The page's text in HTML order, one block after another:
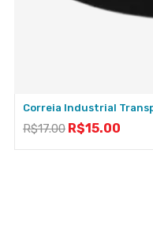
Correia Industrial
R$17.00 R$15.00